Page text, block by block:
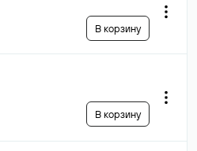
В корзину
В корзину